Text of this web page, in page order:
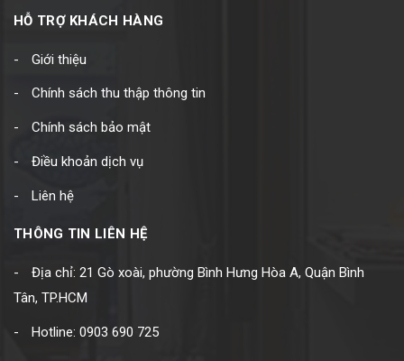
HỖ TRỢ KHÁCH HÀNG
Giới thiệu
Chính sách thu thập thông tin
Chính sách bảo mật
Điều khoản dịch vụ
Liên hệ
THÔNG TIN LIÊN HỆ
Địa chỉ: 21 Gò xoài, phường Bình Hưng Hòa A, Quận Bình
Tân, TP.HCM
Hotline: 0903 690 725